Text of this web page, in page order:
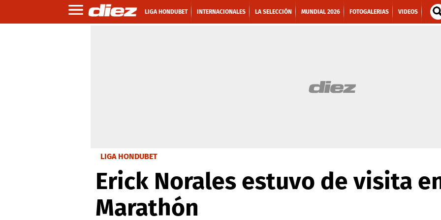
LIGA HONDUBET INTERNACIONALES LA SELECCIÓN MUNDIAL 2026 FOTOGALERIAS VIDEOS
LIGA HONDUBET
Erick Norales estuvo de visita
Marathón